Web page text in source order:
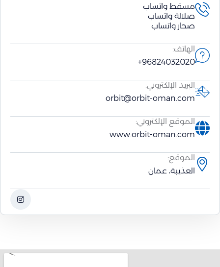
مسقط واتساب
صلالة واتساب
صحار واتساب
الهاتف:
96824032020+
البريد الإلكتروني:
orbit@orbit-oman.com
الموقع الإلكتروني:
www.orbit-oman.com
الموقع:
العذيبة، عمان